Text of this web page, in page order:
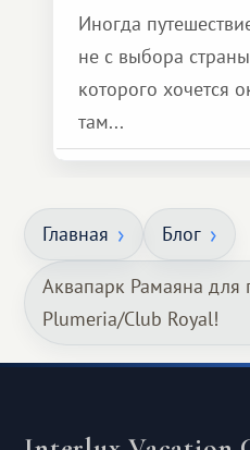
Иногда
не с выбора
которого хочется
там...
Главная Блог
Аквапарк Рамаяна для
Plumeria/Club Royal!